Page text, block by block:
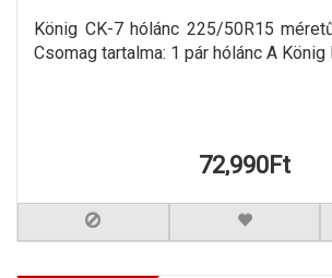
König CK-7 hólánc 225/50R15
Csomag tartalma: 1 pár hólánc A König
72,990Ft